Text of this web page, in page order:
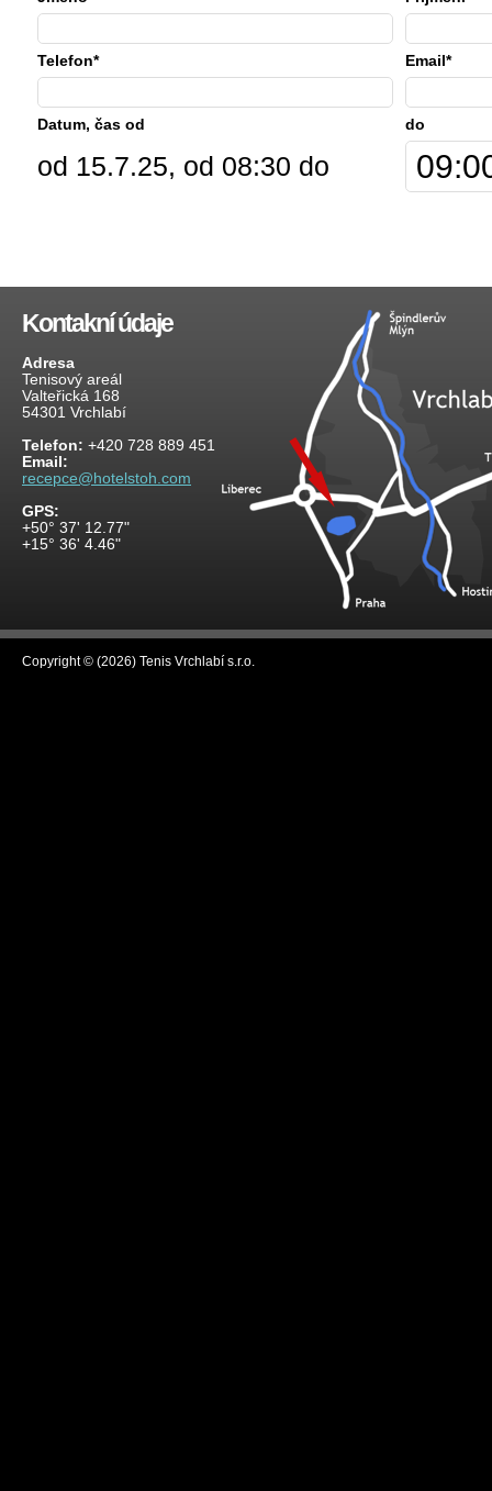
Telefon* Email*
Datum, čas od do
od 15.7.25, od 08:30 do
Kontakní údaje
Adresa
Tenisový areál
Valteřická 168
54301 Vrchlabí
Telefon: +420 728 889 451
Email:
recepce@hotelstoh.com
GPS:
+50° 37' 12.77"
+15° 36' 4.46"
Copyright © (2026) Tenis Vrchlabí s.r.o.